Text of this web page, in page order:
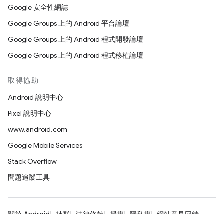
Google 安全性網誌
Google Groups 上的 Android 平台論壇
Google Groups 上的 Android 程式開發論壇
Google Groups 上的 Android 程式移植論壇
取得協助
Android 說明中心
Pixel 說明中心
www.android.com
Google Mobile Services
Stack Overflow
問題追蹤工具